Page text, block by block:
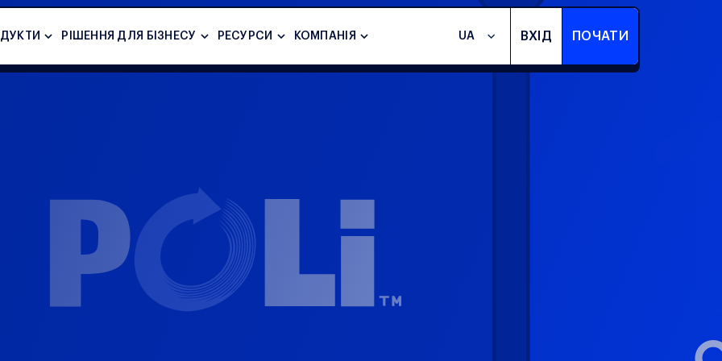
PІШЕННЯ ДЛЯ БІЗНЕСУ РЕСУРСИ КОМПАНІЯ UA ВХІД ПОЧАТИ